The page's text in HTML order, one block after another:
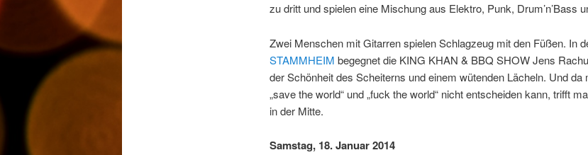
zu dritt und spielen eine Mischung aus Elektro, Punk, Drum’n’Bass
Zwei Menschen mit Gitarren spielen Schlagzeug mit den Füßen. In
STAMMHEIM begegnet die KING KHAN & BBQ SHOW Jens
der Schönheit des Scheiterns und einem wütenden Lächeln. Und
„save the world“ und „fuck the world“ nicht entscheiden kann, trifft
in der Mitte.
Samstag, 18. Januar 2014